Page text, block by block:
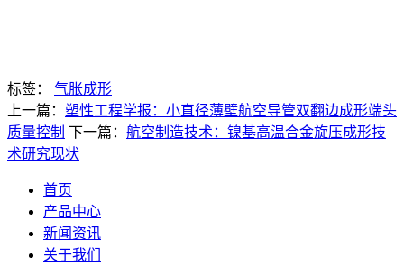
标签： 气胀成形
上一篇： 塑性工程学报：小直径薄壁航空导管双翻边成形端头
质量控制 下一篇： 航空制造技术：镍基高温合金旋压成形技
术研究现状
首页
产品中心
新闻资讯
关于我们